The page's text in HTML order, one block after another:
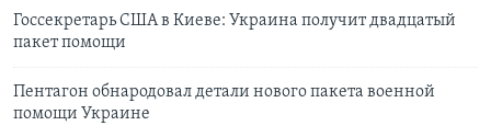
Госсекретарь США в Киеве: Украина получит двадцатый
пакет помощи
Пентагон обнародовал детали нового пакета военной
помощи Украине